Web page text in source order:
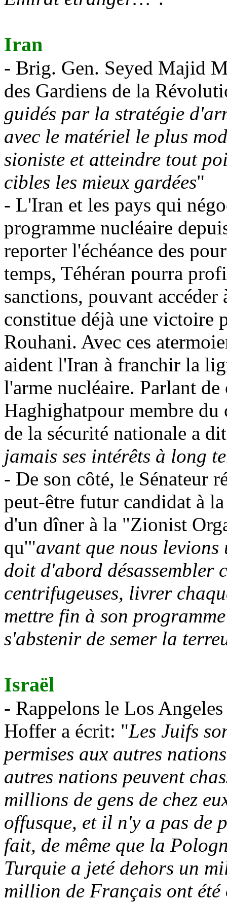
Iran
- Brig. Gen. Seyed Majid
des Gardiens de la
guidés par la stratégie
avec le matériel le plus
sioniste et atteindre tout
cibles les mieux gardées"
- L'Iran et les pays qui
programme nucléaire
reporter l'échéance des
temps, Téhéran pourra
sanctions, pouvant
constitue déjà une victoire
Rouhani. Avec ces
aident l'Iran à franchir la
l'arme nucléaire. Parlant
Haghighatpour membre du
de la sécurité nationale a
jamais ses intérêts à long
- De son côté, le Sénateur
peut-être futur candidat à
d'un dîner à la "Zionist
qu'"avant que nous
doit d'abord désassembler
centrifugeuses, livrer
mettre fin à son
s'abstenir de semer la
Israël
- Rappelons le Los
Hoffer a écrit: "Les Juifs
permises aux autres
autres nations peuvent
millions de gens de chez
offusque, et il n'y a pas de
fait, de même que la
Turquie a jeté dehors un
million de Français ont été